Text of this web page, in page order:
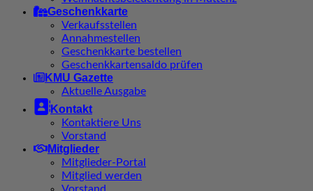
Geschenkkarte
Verkaufsstellen
Annahmestellen
Geschenkkarte bestellen
Geschenkkartensaldo prüfen
KMU Gazette
Aktuelle Ausgabe
Kontakt
Kontaktiere Uns
Vorstand
Mitglieder
Mitglieder-Portal
Mitglied werden